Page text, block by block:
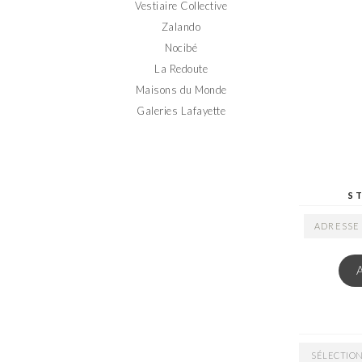
Vestiaire Collective
Zalando
Nocibé
La Redoute
Maisons du Monde
Galeries Lafayette
ADRESSE
ARCHIVES